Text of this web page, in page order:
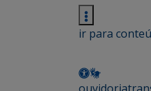
ir para